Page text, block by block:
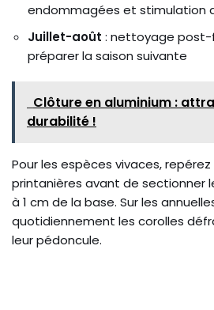
endommagées et stimulation
Juillet-août : nettoyage post-
préparer la saison suivante
Clôture en aluminium :
durabilité !
Pour les espèces vivaces,
printanières avant de sectionner
à 1 cm de la base. Sur les
quotidiennement les corolles
leur pédoncule.